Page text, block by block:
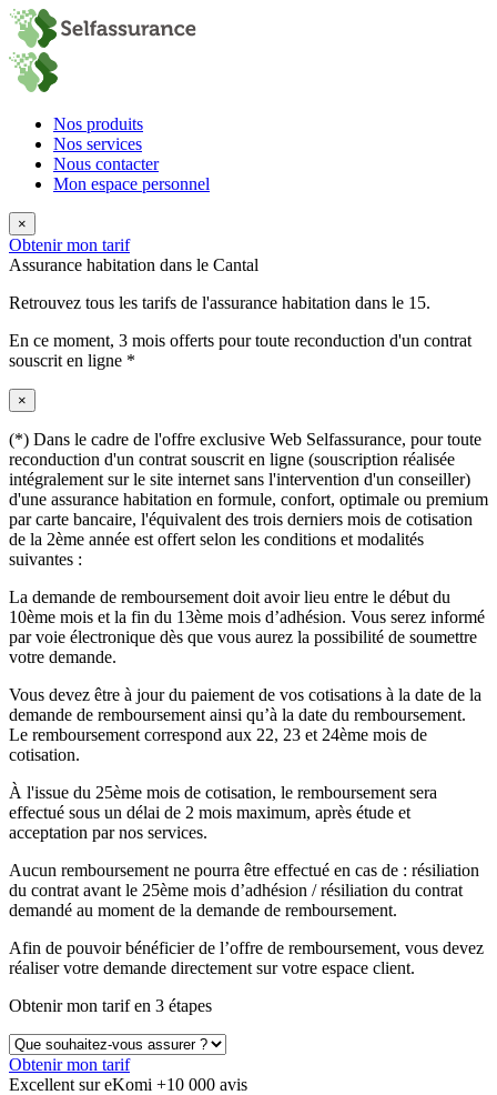
Nos produits
Nos services
Nous contacter
Mon espace personnel
×
Obtenir mon tarif
Assurance habitation dans le Cantal
Retrouvez tous les tarifs de l'assurance habitation dans le 15.
En ce moment, 3 mois offerts pour toute reconduction d'un contrat
souscrit en ligne *
×
(*) Dans le cadre de l'offre exclusive Web Selfassurance, pour toute
reconduction d'un contrat souscrit en ligne (souscription réalisée
intégralement sur le site internet sans l'intervention d'un conseiller)
d'une assurance habitation en formule, confort, optimale ou premium
par carte bancaire, l'équivalent des trois derniers mois de cotisation
de la 2ème année est offert selon les conditions et modalités
suivantes :
La demande de remboursement doit avoir lieu entre le début du
10ème mois et la fin du 13ème mois d’adhésion. Vous serez informé
par voie électronique dès que vous aurez la possibilité de soumettre
votre demande.
Vous devez être à jour du paiement de vos cotisations à la date de la
demande de remboursement ainsi qu’à la date du remboursement.
Le remboursement correspond aux 22, 23 et 24ème mois de
cotisation.
À l'issue du 25ème mois de cotisation, le remboursement sera
effectué sous un délai de 2 mois maximum, après étude et
acceptation par nos services.
Aucun remboursement ne pourra être effectué en cas de : résiliation
du contrat avant le 25ème mois d’adhésion / résiliation du contrat
demandé au moment de la demande de remboursement.
Afin de pouvoir bénéficier de l’offre de remboursement, vous devez
réaliser votre demande directement sur votre espace client.
Obtenir mon tarif en 3 étapes
Obtenir mon tarif
Excellent sur eKomi +10 000 avis